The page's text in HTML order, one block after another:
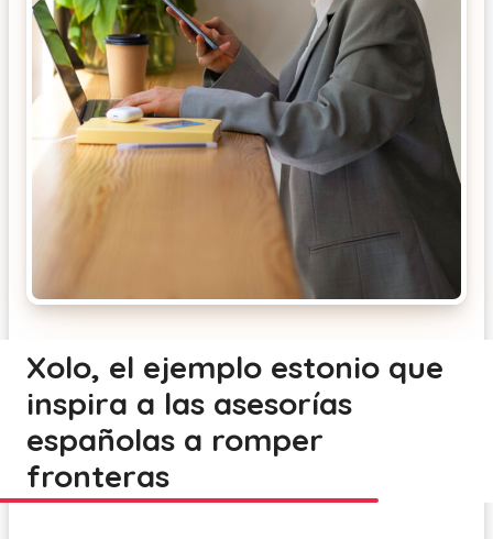
Xolo, el ejemplo estonio que
inspira a las asesorías
españolas a romper
fronteras